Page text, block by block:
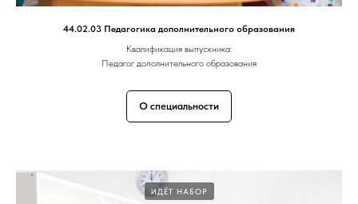
44.02.03 Педагогика дополнительного образования
Квалификация выпускника:
Педагог дополнительного образования
О специальности
ИДЁТ НАБОР